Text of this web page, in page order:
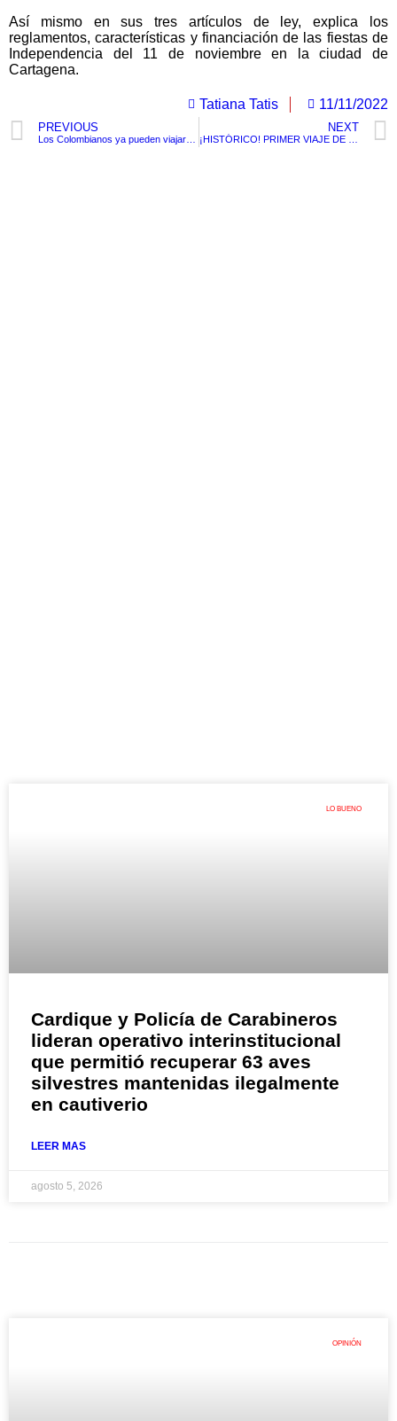
Así mismo en sus tres artículos de ley, explica los
reglamentos, características y financiación de las fiestas de
Independencia del 11 de noviembre en la ciudad de
Cartagena.
Tatiana Tatis 11/11/2022
PREVIOUS NEXT
LO BUENO
Cardique y Policía de Carabineros
lideran operativo interinstitucional
que permitió recuperar 63 aves
silvestres mantenidas ilegalmente
en cautiverio
LEER MAS
agosto 5, 2026
OPINIÓN